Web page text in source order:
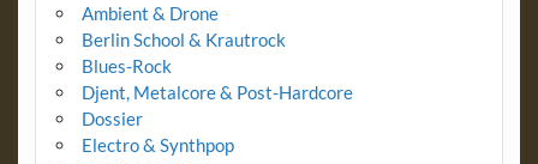
Ambient & Drone
Berlin School & Krautrock
Blues-Rock
Djent, Metalcore & Post-Hardcore
Dossier
Electro & Synthpop